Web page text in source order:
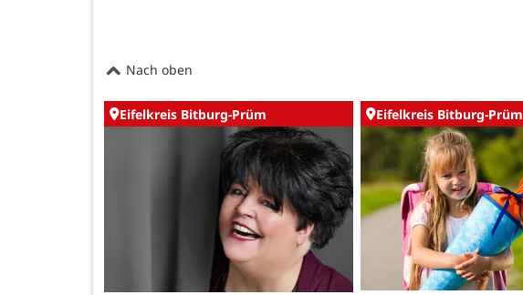
Nach oben
Eifelkreis Bitburg-Prüm Eifelkreis Bitburg-Prüm